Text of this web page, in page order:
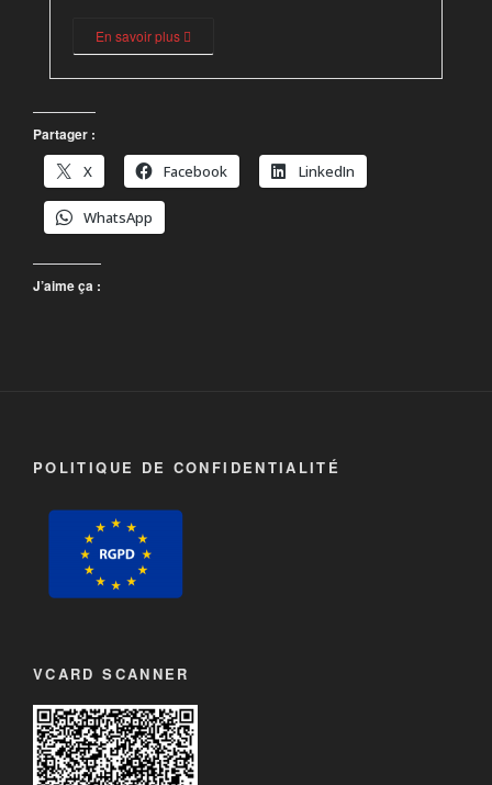
En savoir plus
Partager :
X
Facebook LinkedIn
WhatsApp
J’aime ça :
POLITIQUE DE CONFIDENTIALITÉ
VCARD SCANNER